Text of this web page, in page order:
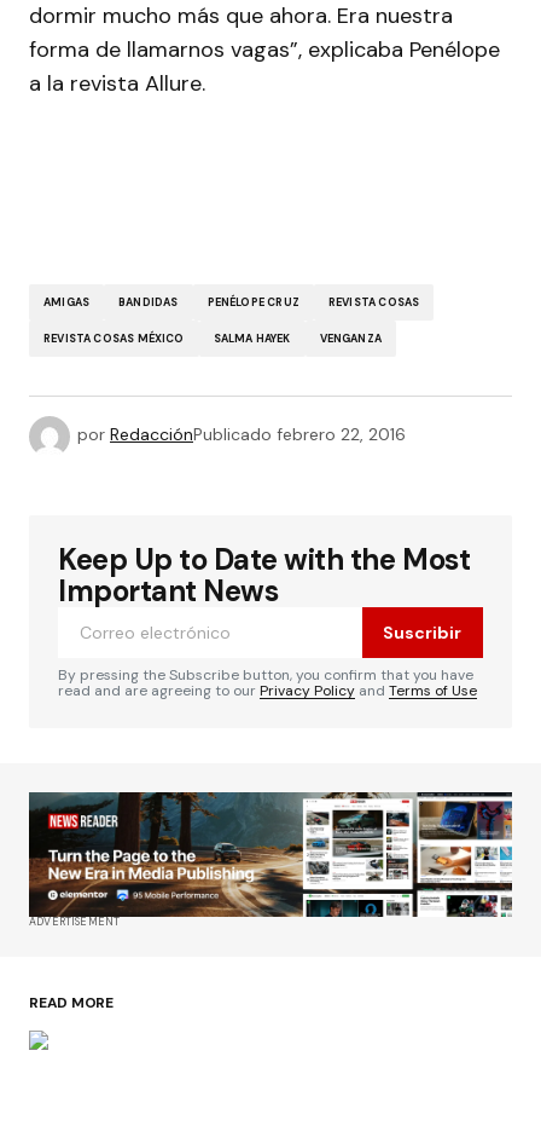
dormir mucho más que ahora. Era nuestra
forma de llamarnos vagas”, explicaba Penélope
a la revista Allure.
AMIGAS BANDIDAS PENÉLOPE CRUZ REVISTA COSAS
REVISTA COSAS MÉXICO SALMA HAYEK VENGANZA
por RedacciónPublicado febrero 22, 2016
Keep Up to Date with the Most
Important News
Suscribir
By pressing the Subscribe button, you confirm that you have
read and are agreeing to ourPrivacy Policy and Terms of Use
ADVERTISEMENT
READ MORE